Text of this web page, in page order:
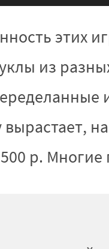
этих
из
р.